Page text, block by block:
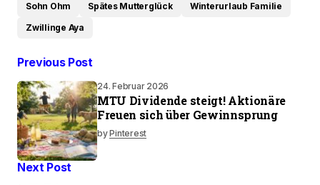
Sohn Ohm
Spätes Mutterglück
Winterurlaub Familie
Zwillinge Aya
Previous Post
24. Februar 2026
MTU Dividende steigt! Aktionäre
Freuen sich über Gewinnsprung
byPinterest
Next Post